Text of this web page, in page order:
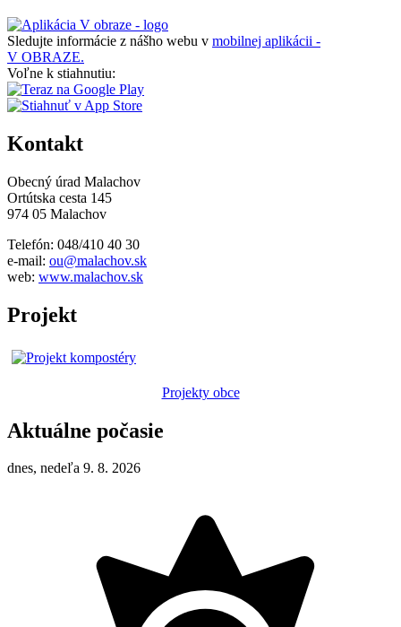
Sledujte informácie z nášho webu v mobilnej aplikácii -
V OBRAZE.
Voľne k stiahnutiu:
Kontakt
Obecný úrad Malachov
Ortútska cesta 145
974 05 Malachov
Telefón: 048/410 40 30
e-mail: ou@malachov.sk
web: www.malachov.sk
Projekt
Projekty obce
Aktuálne počasie
dnes, nedeľa 9. 8. 2026